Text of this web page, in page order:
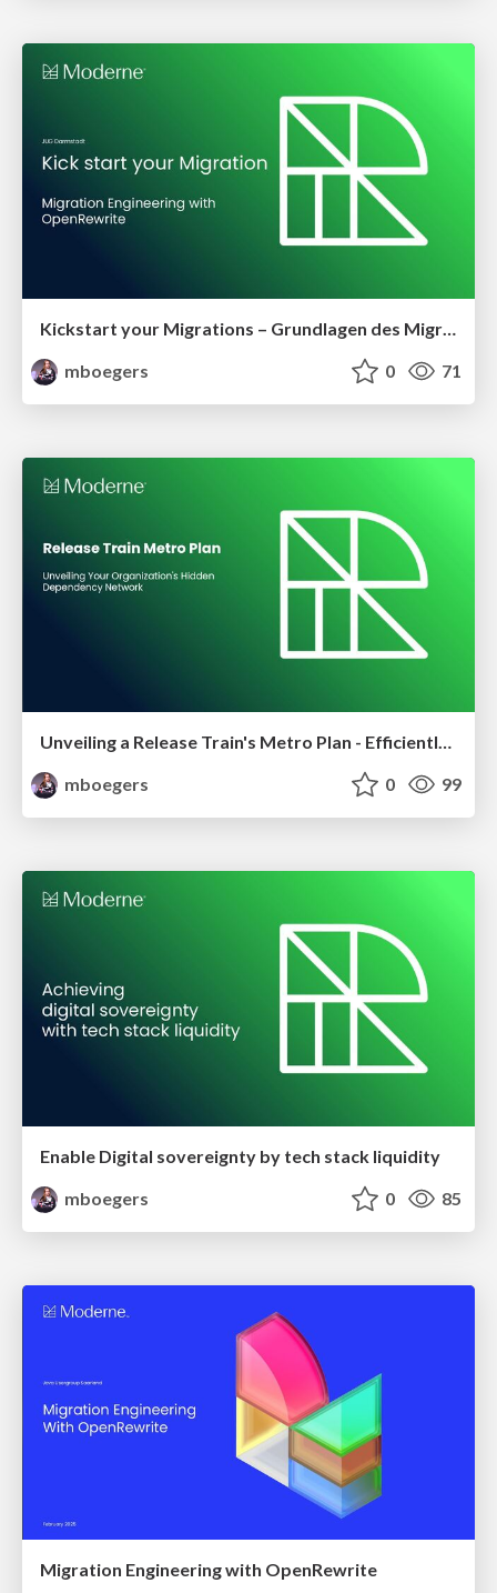
Kickstart your Migrations – Grundlagen des Migration-Engineering mit OpenRewrite
mboegers
0 71
Unveiling a Release Train's Metro Plan - Efficiently Understand Organizatios Dependency Relations
mboegers
0 99
Enable Digital sovereignty by tech stack liquidity
mboegers
0 85
Migration Engineering with OpenRewrite